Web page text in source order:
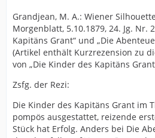
Grandjean, M. A.: Wiener
Morgenblatt, 5.10.1879, 24. Jg. Nr.
Kapitäns Grant“ und „Die
(Artikel enthält Kurzrezension zu
von „Die Kinder des Kapitäns
Zsfg. der Rezi:
Die Kinder des Kapitäns Grant im
pompös ausgestattet, reizende
Stück hat Erfolg. Anders bei Die